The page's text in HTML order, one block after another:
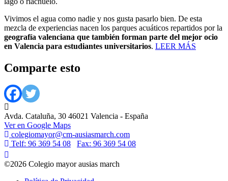
Vivimos el agua como nadie y nos gusta pasarlo bien. De esta
mezcla de experiencias nacen los parques acuáticos repartidos por la
geografía valenciana que también forman parte del mejor ocio
en Valencia para estudiantes universitarios. LEER MÁS
Comparte esto
Avda. Cataluña, 30 46021 Valencia - España
Ver en Google Maps
colegiomayor@cm-ausiasmarch.com
Telf: 96 369 54 08
Fax: 96 369 54 08
©2026 Colegio mayor ausias march